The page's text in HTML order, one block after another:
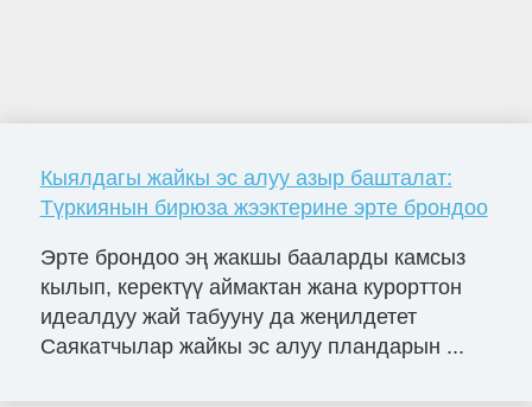
Кыялдагы жайкы эс алуу азыр башталат:
Түркиянын бирюза жээктерине эрте брондоо
Эрте брондоо эң жакшы бааларды камсыз
кылып, керектүү аймактан жана курорттон
идеалдуу жай табууну да жеңилдетет
Саякатчылар жайкы эс алуу пландарын ...